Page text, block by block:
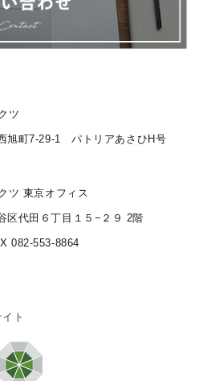
ツ
旭町7-29-1 パトリアあさひH号
ツ 東京オフィス
区代田６丁目１５−２９ 2階
082-553-8864
ト